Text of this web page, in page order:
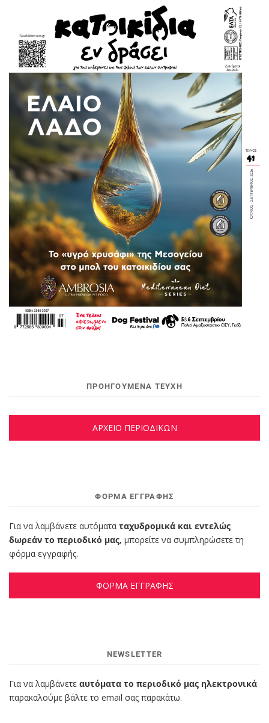
ΠΡΟΗΓΟΥΜΕΝΑ ΤΕΥΧΗ
ΑΡΧΕΙΟ ΠΕΡΙΟΔΙΚΩΝ
ΦΌΡΜΑ ΕΓΓΡΑΦΉΣ
Για να λαμβάνετε αυτόματα ταχυδρομικά και εντελώς
δωρεάν το περιοδικό μας, μπορείτε να συμπληρώσετε τη
φόρμα εγγραφής.
ΦΟΡΜΑ ΕΓΓΡΑΦΗΣ
NEWSLETTER
Για να λαμβάνετε αυτόματα το περιοδικό μας ηλεκτρονικά
παρακαλούμε βάλτε το email σας παρακάτω.